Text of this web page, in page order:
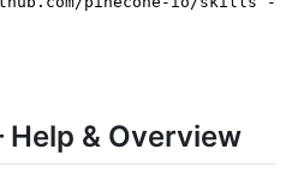
& Overview